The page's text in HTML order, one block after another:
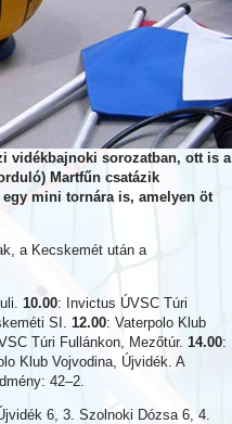
vidékbajnoki sorozatban, ott is a
Martfűn csatázik
mini tornára is, amelyen öt
a Kecskemét után a
10.00: Invictus ÚVSC Túri
SI. 12.00: Vaterpolo Klub
Túri Fullánkon, Mezőtúr. 14.00:
Klub Vojvodina, Újvidék. A
42–2.
6, 3. Szolnoki Dózsa 6, 4.